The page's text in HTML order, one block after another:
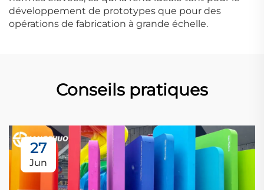
développement de prototypes que pour des
opérations de fabrication à grande échelle.
Conseils pratiques
27
Jun